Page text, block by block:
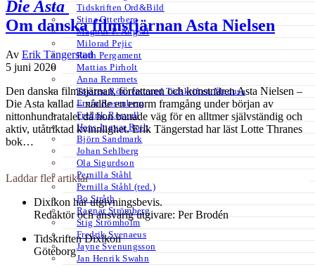
Tidskriften Ord&Bild
Stina Otterberg
Magnus P. Ängsal
Milorad Pejic
Ruth Pergament
Mattias Pirholt
Anna Remmets
Torsten Rönnerstrand Tidskriften Medusa
Ervin Rosenberg
Fredrik Rosvall
Hans-Ingvar Roth
Björn Sandmark
Johan Sehlberg
Ola Sigurdson
Pernilla Ståhl
Pernilla Ståhl (red.)
Bo Stråth
Ragnar Strömberg
Stig Strömholm
Fredrik Svenaeus
Jayne Svenungsson
Jan Henrik Swahn
Die Asta
Om danska filmstjärnan Asta Nielsen
Av Erik Tängerstad
5 juni 2020
Den danska filmstjärnan, författaren och konstnären Asta Nielsen –
Die Asta kallad – nådde en enorm framgång under början av
nittonhundratalet då hon banade väg för en alltmer självständig och
aktiv, utåtriktad kvinnlighet. Erik Tängerstad har läst Lotte Thranes
bok…
Laddar fler artiklar
Dixikon har utgivningsbevis.
Redaktör och ansvarig utgivare: Per Brodén
Tidskriften Dixikon
Göteborg